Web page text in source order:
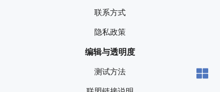
联系方式
隐私政策
编辑与透明度
测试方法